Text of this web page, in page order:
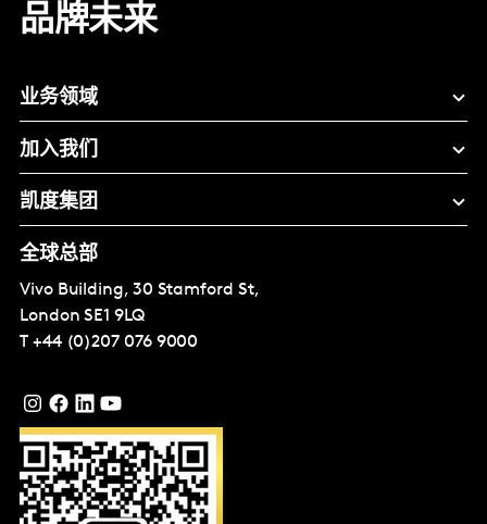
品牌未来
业务领域
加入我们
凯度集团
全球总部
Vivo Building, 30 Stamford St,
London SE1 9LQ
T +44 (0)207 076 9000